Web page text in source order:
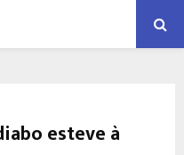
esteve à